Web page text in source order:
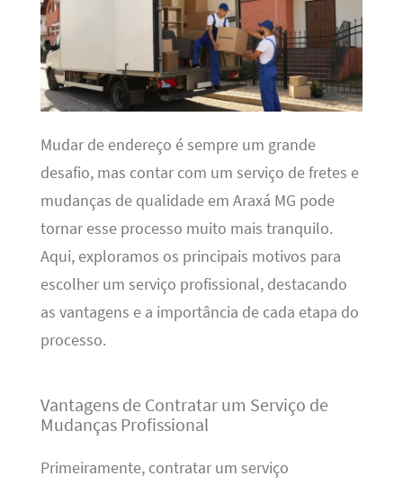
Mudar de endereço é sempre um grande
desafio, mas contar com um serviço de fretes e
mudanças de qualidade em Araxá MG pode
tornar esse processo muito mais tranquilo.
Aqui, exploramos os principais motivos para
escolher um serviço profissional, destacando
as vantagens e a importância de cada etapa do
processo.
Vantagens de Contratar um Serviço de
Mudanças Profissional
Primeiramente, contratar um serviço